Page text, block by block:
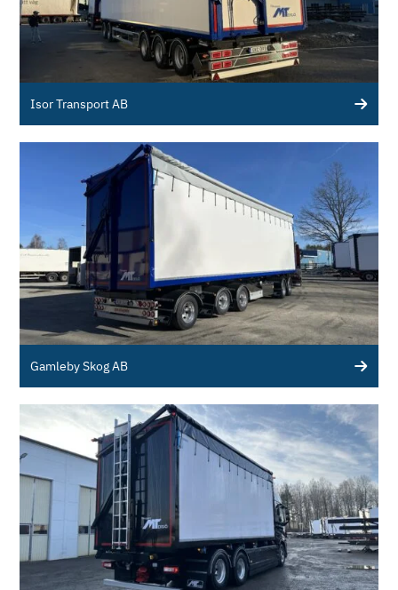
Isor Transport AB
Gamleby Skog AB